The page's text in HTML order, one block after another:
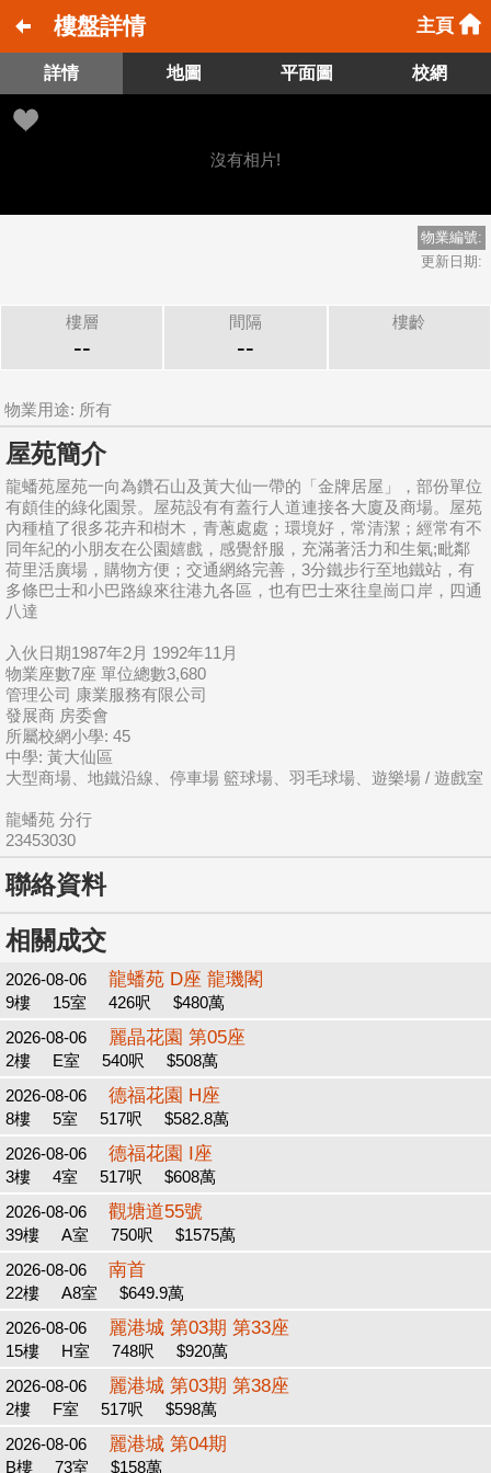
樓盤詳情 主頁
詳情 地圖 平面圖 校網
沒有相片!
物業編號:
更新日期:
樓層
--
間隔
--
樓齡
物業用途: 所有
屋苑簡介
龍蟠苑屋苑一向為鑽石山及黃大仙一帶的「金牌居屋」，部份單位
有頗佳的綠化園景。屋苑設有有蓋行人道連接各大廈及商場。屋苑
內種植了很多花卉和樹木，青蔥處處；環境好，常清潔；經常有不
同年紀的小朋友在公園嬉戲，感覺舒服，充滿著活力和生氣;毗鄰
荷里活廣場，購物方便；交通網絡完善，3分鐵步行至地鐵站，有
多條巴士和小巴路線來往港九各區，也有巴士來往皇崗口岸，四通
八達
入伙日期1987年2月 1992年11月
物業座數7座 單位總數3,680
管理公司 康業服務有限公司
發展商 房委會
所屬校網小學: 45
中學: 黃大仙區
大型商場、地鐵沿線、停車場 籃球場、羽毛球場、遊樂場 / 遊戲室
龍蟠苑 分行
23453030
聯絡資料
相關成交
2026-08-06 龍蟠苑 D座 龍璣閣
9樓 15室 426呎
$480萬
2026-08-06
麗晶花園 第05座
2樓 E室 540呎
$508萬
2026-08-06
德福花園 H座
8樓 5室 517呎
$582.8萬
2026-08-06
德福花園 I座
3樓 4室 517呎
$608萬
2026-08-06
觀塘道55號
39樓 A室 750呎
$1575萬
2026-08-06
南首
22樓 A8室
$649.9萬
2026-08-06
麗港城 第03期 第33座
15樓 H室 748呎
$920萬
2026-08-06
麗港城 第03期 第38座
2樓 F室 517呎
$598萬
2026-08-06
麗港城 第04期
B樓 73室 $158萬